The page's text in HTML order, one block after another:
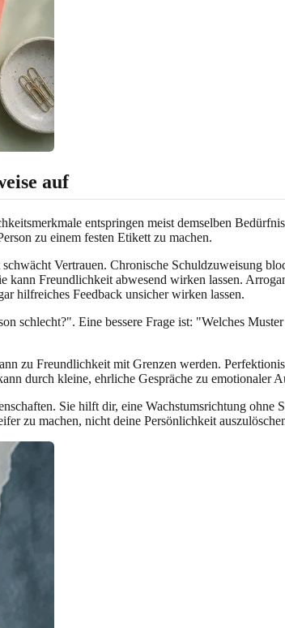
auf
entspringen meist demselben
zu einem festen Etikett zu machen.
Vertrauen. Chronische Schuldzuweisung
Freundlichkeit abwesend wirken lassen.
hilfreiches Feedback unsicher wirken lassen.
schlecht?". Eine bessere Frage ist: "Welches
zu Freundlichkeit mit Grenzen werden.
durch kleine, ehrliche Gespräche zu emotionaler
Sie hilft dir, eine Wachstumsrichtung ohne
zu machen, nicht deine Persönlichkeit